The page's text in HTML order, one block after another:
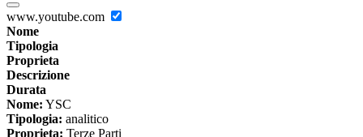
www.youtube.com
Nome
Tipologia
Proprieta
Descrizione
Durata
Nome: YSC
Tipologia: analitico
Proprieta: Terze Parti